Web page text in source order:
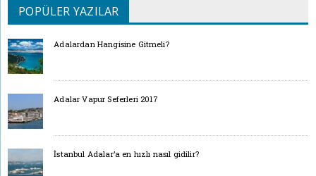
POPÜLER YAZILAR
Adalardan Hangisine Gitmeli?
Adalar Vapur Seferleri 2017
İstanbul Adalar’a en hızlı nasıl gidilir?